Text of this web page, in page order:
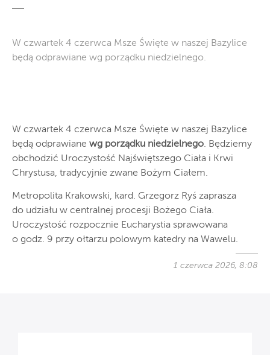
W czwartek 4 czerwca Msze Święte w naszej Bazylice
będą odprawiane wg porządku niedzielnego.
W czwartek 4 czerwca Msze Święte w naszej Bazylice
będą odprawiane wg porządku niedzielnego. Będziemy
obchodzić Uroczystość Najświętszego Ciała i Krwi
Chrystusa, tradycyjnie zwane Bożym Ciałem.
Metropolita Krakowski, kard. Grzegorz Ryś zaprasza
do udziału w centralnej procesji Bożego Ciała.
Uroczystość rozpocznie Eucharystia sprawowana
o godz. 9 przy ołtarzu polowym katedry na Wawelu.
1 czerwca 2026, 8:08